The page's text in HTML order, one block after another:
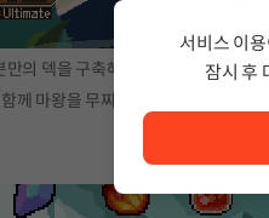
의 덱을 구축해나가는 로그라이크
께 마왕을 무찌르기 위한 모험을 떠
서비스 이
잠시 후
서비스 이용이